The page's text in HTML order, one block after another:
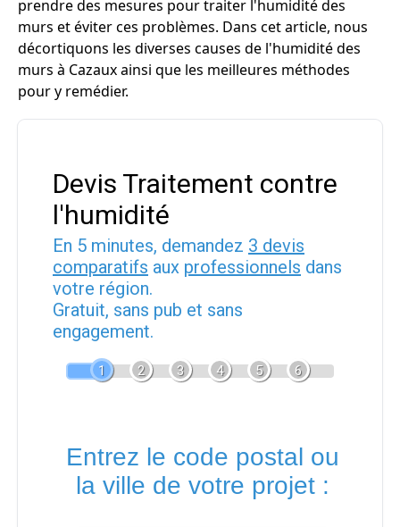
prendre des mesures pour traiter l'humidité des
murs et éviter ces problèmes. Dans cet article, nous
décortiquons les diverses causes de l'humidité des
murs à Cazaux ainsi que les meilleures méthodes
pour y remédier.
Devis Traitement contre
l'humidité
En 5 minutes, demandez 3 devis
comparatifs aux professionnels dans
votre région.
Gratuit, sans pub et sans
engagement.
1 2 3 4 5 6
Entrez le code postal ou
la ville de votre projet :